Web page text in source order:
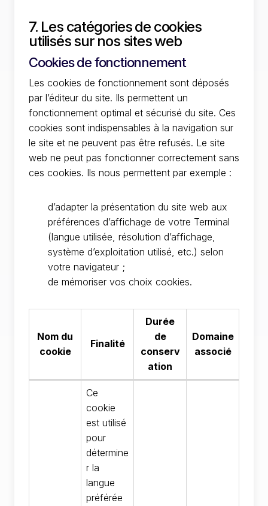
7. Les catégories de cookies
utilisés sur nos sites web
Cookies de fonctionnement
Les cookies de fonctionnement sont déposés
par l’éditeur du site. Ils permettent un
fonctionnement optimal et sécurisé du site. Ces
cookies sont indispensables à la navigation sur
le site et ne peuvent pas être refusés. Le site
web ne peut pas fonctionner correctement sans
ces cookies. Ils nous permettent par exemple :
d’adapter la présentation du site web aux
préférences d’affichage de votre Terminal
(langue utilisée, résolution d’affichage,
système d’exploitation utilisé, etc.) selon
votre navigateur ;
de mémoriser vos choix cookies.
Nom du
cookie
Finalité
Durée
de
conserv
ation
Domaine
associé
Ce
cookie
est utilisé
pour
détermine
r la
langue
préférée